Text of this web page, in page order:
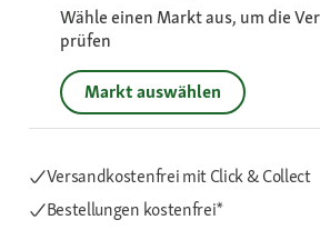
Wähle einen Markt aus, um die
prüfen
Markt auswählen
Versandkostenfrei mit Click & Collect
Bestellungen kostenfrei*